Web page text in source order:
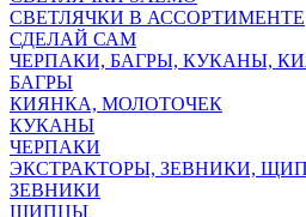
СВЕТЛЯЧКИ В АССОРТИМЕНТЕ
СДЕЛАЙ САМ
ЧЕРПАКИ, БАГРЫ, КУКАНЫ,
БАГРЫ
КИЯНКА, МОЛОТОЧЕК
КУКАНЫ
ЧЕРПАКИ
ЭКСТРАКТОРЫ, ЗЕВНИКИ,
ЗЕВНИКИ
ЩИПЦЫ